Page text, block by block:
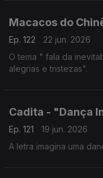
Macacos do
Ep. 122
22 jun. 2026
O tema " fala da
alegrias e tristezas".
Cadita - "Dança
Ep. 121
19 jun. 2026
A letra imagina uma